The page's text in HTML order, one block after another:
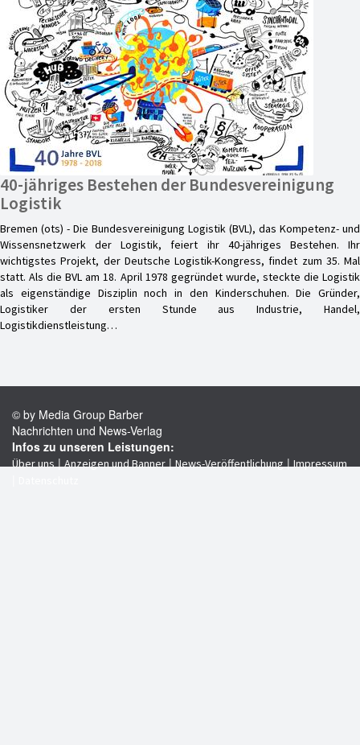
40-jähriges Bestehen der Bundesvereinigung
Logistik
Bremen (ots) - Die Bundesvereinigung Logistik (BVL), das Kompetenz- und
Wissensnetzwerk der Logistik, feiert ihr 40-jähriges Bestehen. Ihr
wichtigstes Projekt, der Deutsche Logistik-Kongress, findet zum 35. Mal
statt. Als die BVL am 18. April 1978 gegründet wurde, steckte die Logistik
als eigenständige Disziplin noch in den Kinderschuhen. Die Gründer,
Logistiker der ersten Stunde aus Industrie, Handel,
Logistikdienstleistung…
© by Media Group Barber
Nachrichten und News-Verlag
Infos zu unseren Leistungen:
Über uns|Anzeigen und Banner|News-Veröffentlichung|Impressum